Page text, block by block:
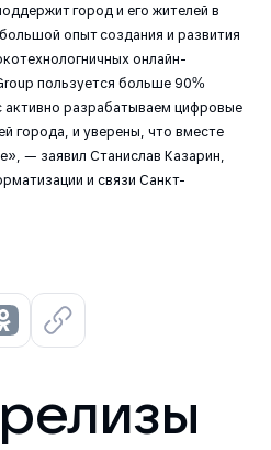
город и его жителей в
опыт создания и развития
онлайн-
пользуется больше 90%
активно разрабатываем цифровые
города, и уверены, что вместе
— заявил Станислав Казарин,
и связи Санкт-